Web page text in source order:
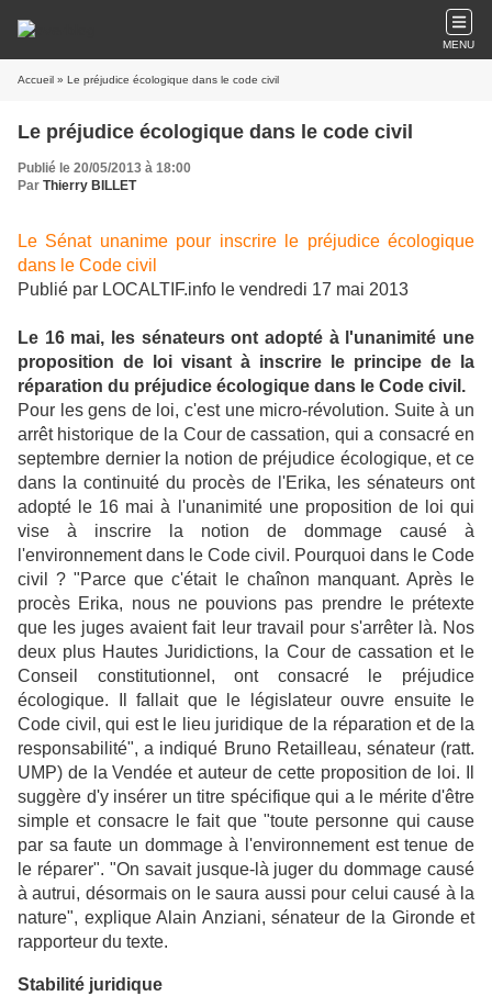
MENU
Accueil » Le préjudice écologique dans le code civil
Le préjudice écologique dans le code civil
Publié le 20/05/2013 à 18:00
Par Thierry BILLET
Le Sénat unanime pour inscrire le préjudice écologique
dans le Code civil
Publié par LOCALTIF.info le vendredi 17 mai 2013
Le 16 mai, les sénateurs ont adopté à l'unanimité une
proposition de loi visant à inscrire le principe de la
réparation du préjudice écologique dans le Code civil.
Pour les gens de loi, c'est une micro-révolution. Suite à un
arrêt historique de la Cour de cassation, qui a consacré en
septembre dernier la notion de préjudice écologique, et ce
dans la continuité du procès de l'Erika, les sénateurs ont
adopté le 16 mai à l'unanimité une proposition de loi qui
vise à inscrire la notion de dommage causé à
l'environnement dans le Code civil. Pourquoi dans le Code
civil ? "Parce que c'était le chaînon manquant. Après le
procès Erika, nous ne pouvions pas prendre le prétexte
que les juges avaient fait leur travail pour s'arrêter là. Nos
deux plus Hautes Juridictions, la Cour de cassation et le
Conseil constitutionnel, ont consacré le préjudice
écologique. Il fallait que le législateur ouvre ensuite le
Code civil, qui est le lieu juridique de la réparation et de la
responsabilité", a indiqué Bruno Retailleau, sénateur (ratt.
UMP) de la Vendée et auteur de cette proposition de loi. Il
suggère d'y insérer un titre spécifique qui a le mérite d'être
simple et consacre le fait que "toute personne qui cause
par sa faute un dommage à l'environnement est tenue de
le réparer". "On savait jusque-là juger du dommage causé
à autrui, désormais on le saura aussi pour celui causé à la
nature", explique Alain Anziani, sénateur de la Gironde et
rapporteur du texte.
Stabilité juridique